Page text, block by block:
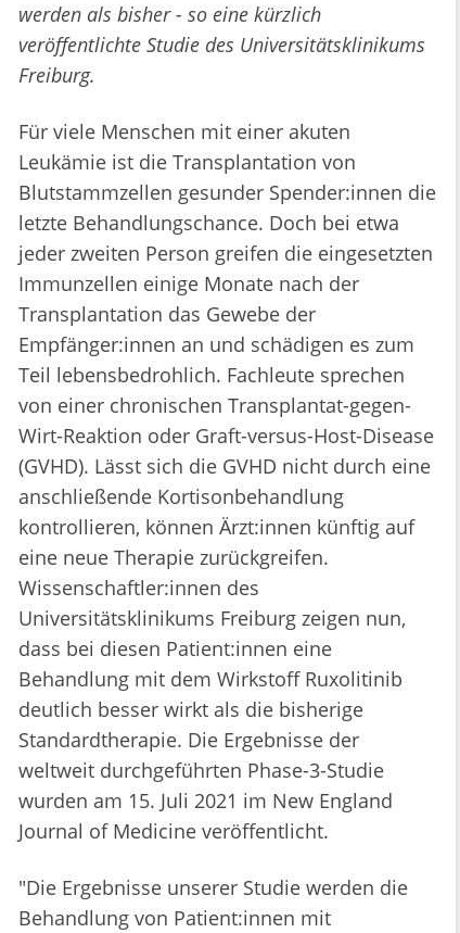
werden als bisher - so eine kürzlich
veröffentlichte Studie des Universitätsklinikums
Freiburg.
Für viele Menschen mit einer akuten
Leukämie ist die Transplantation von
Blutstammzellen gesunder Spender:innen die
letzte Behandlungschance. Doch bei etwa
jeder zweiten Person greifen die eingesetzten
Immunzellen einige Monate nach der
Transplantation das Gewebe der
Empfänger:innen an und schädigen es zum
Teil lebensbedrohlich. Fachleute sprechen
von einer chronischen Transplantat-gegen-
Wirt-Reaktion oder Graft-versus-Host-Disease
(GVHD). Lässt sich die GVHD nicht durch eine
anschließende Kortisonbehandlung
kontrollieren, können Ärzt:innen künftig auf
eine neue Therapie zurückgreifen.
Wissenschaftler:innen des
Universitätsklinikums Freiburg zeigen nun,
dass bei diesen Patient:innen eine
Behandlung mit dem Wirkstoff Ruxolitinib
deutlich besser wirkt als die bisherige
Standardtherapie. Die Ergebnisse der
weltweit durchgeführten Phase-3-Studie
wurden am 15. Juli 2021 im New England
Journal of Medicine veröffentlicht.
"Die Ergebnisse unserer Studie werden die
Behandlung von Patient:innen mit